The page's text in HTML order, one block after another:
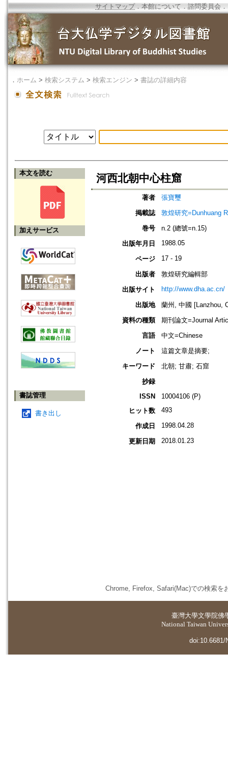
サイトマップ．本館について ． 諮問委員会 ．
． ホーム > 検索システム > 検索エンジン > 書誌の詳細内容
本文を読む
加えサービス
書誌管理
書き出し
河西北朝中心柱窟
著者
張寶璽
掲載誌
敦煌研究=Dunhuang
巻号
n.2 (總號=n.15)
出版年月日
1988.05
ページ 17 - 19
出版者
敦煌研究編輯部
出版サイト
http://www.dha.ac.cn/
出版地
蘭州, 中國 [Lanzhou,
資料の種類
期刊論文=Journal
言語
中文=Chinese
ノート
這篇文章是摘要;
キーワード
北朝; 甘肅; 石窟
抄録
ISSN
10004106 (P)
ヒット数
493
作成日 1998.04.28
更新日期 2018.01.23
Chrome, Firefox, Safari(Mac)での検索を
臺灣大學文學院佛
National Taiwan
doi:10.6681/